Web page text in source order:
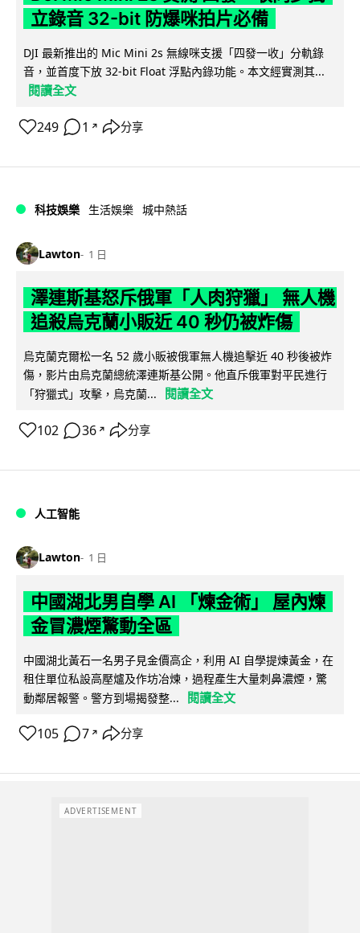
立錄音 32-bit 防爆咪拍片必備
DJI 最新推出的 Mic Mini 2s 無線咪支援「四發一收」分軌錄
音，並首度下放 32-bit Float 浮點內錄功能。本文經實測其...
閱讀全文
249 1 ↗ 分享
科技娛樂 生活娛樂 城中熱話
Lawton 1 日
澤連斯基怒斥俄軍「人肉狩獵」 無人機
追殺烏克蘭小販近 40 秒仍被炸傷
烏克蘭克爾松一名 52 歲小販被俄軍無人機追擊近 40 秒後被炸
傷，影片由烏克蘭總統澤連斯基公開。他直斥俄軍對平民進行
「狩獵式」攻擊，烏克蘭...
閱讀全文
102 36 ↗ 分享
人工智能
Lawton 1 日
中國湖北男自學 AI 「煉金術」 屋內煉
金冒濃煙驚動全區
中國湖北黃石一名男子見金價高企，利用 AI 自學提煉黃金，在
租住單位私設高壓爐及作坊冶煉，過程產生大量刺鼻濃煙，驚
動鄰居報警。警方到場揭發整...
閱讀全文
105 7 ↗ 分享
ADVERTISEMENT